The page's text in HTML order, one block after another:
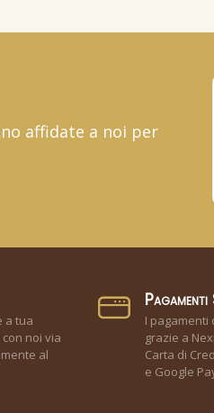
affidate a noi per
a tua
noi via
al
I pagamenti
grazie a
Carta di
e Google